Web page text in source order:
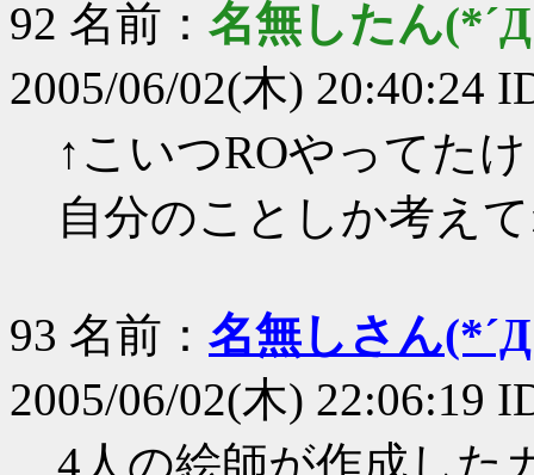
92 名前： 名無したん
2005/06/02(木) 20:40:24
↑こいつROやってた
自分のことしか考え
93 名前： 名無しさん
2005/06/02(木) 22:06:19
4人の絵師が作成した